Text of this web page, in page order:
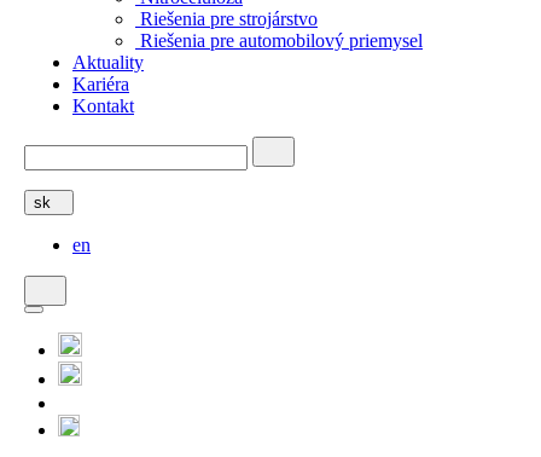
Riešenia pre strojárstvo
Riešenia pre automobilový priemysel
Aktuality
Kariéra
Kontakt
sk
en